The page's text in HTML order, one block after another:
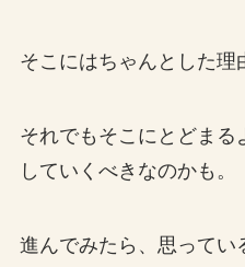
そこにはちゃんとした理
それでもそこにとどまる
していくべきなのかも。
進んでみたら、思ってい